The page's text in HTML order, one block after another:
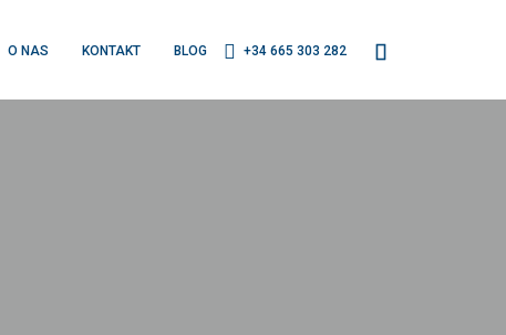
O NAS KONTAKT BLOG +34 665 303 282